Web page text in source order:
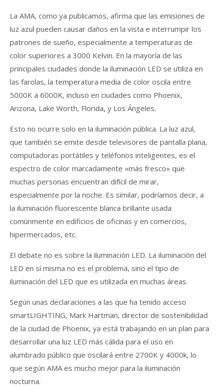
La AMA, como ya publicamos, afirma que las emisiones de
luz azul pueden causar daños en la vista e interrumpir los
patrones de sueño, especialmente a temperaturas de
color superiores a 3000 Kelvin. En la mayoría de las
principales ciudades donde la iluminación LED se utiliza en
las farolas, la temperatura media de color oscila entre
5000K a 6000K, incluso en ciudades como Phoenix,
Arizona, Lake Worth, Florida, y Los Ángeles.
Esto no ocurre solo en la iluminación pública. La luz azul,
que también se emite desde televisores de pantalla plana,
computadoras portátiles y teléfonos inteligentes, es el
espectro de color marcadamente «más fresco» que
muchas personas encuentran difícil de mirar,
especialmente por la noche. Es similar, podríamos decir, a
la iluminación fluorescente blanca brillante usada
comúnmente en edificios de oficinas y en comercios,
hipermercados, etc.
El debate no es sobre la iluminación LED. La iluminación del
LED en sí misma no es el problema, sino el tipo de
iluminación del LED que es utilizada en muchas áreas.
Según unas declaraciones a las que ha tenido acceso
smartLIGHTING, Mark Hartman, director de sostenibilidad
de la ciudad de Phoenix, ya está trabajando en un plan para
desarrollar una luz LED más cálida para el uso en
alumbrado público que oscilará entre 2700K y 4000k, lo
que según AMA es mucho mejor para la iluminación
nocturna.